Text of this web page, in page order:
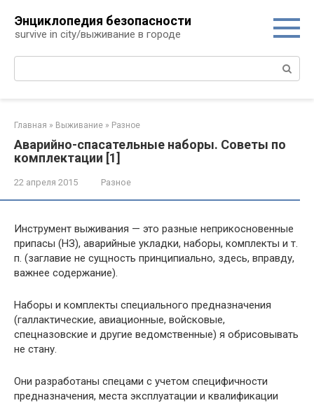
контенту
Энциклопедия безопасности
survive in city/выживание в городе
Поиск:
Главная » Выживание » Разное
Аварийно-спасательные наборы. Советы по
комплектации [1]
22 апреля 2015 Разное
Инструмент выживания — это разные неприкосновенные
припасы (НЗ), аварийные укладки, наборы, комплекты и т.
п. (заглавие не сущность принципиально, здесь, вправду,
важнее содержание).
Наборы и комплекты специального предназначения
(галлактические, авиационные, войсковые,
спецназовские и другие ведомственные) я обрисовывать
не стану.
Они разработаны спецами с учетом специфичности
предназначения, места эксплуатации и квалификации